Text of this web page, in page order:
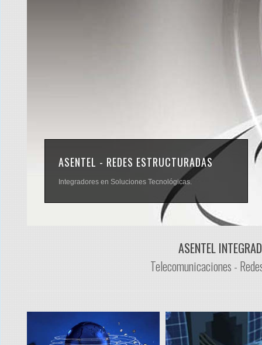
ASENTEL - REDES ESTRUCTURADAS
Integradores en Soluciones Tecnológicas.
ASENTEL
Telecomunicaciones -